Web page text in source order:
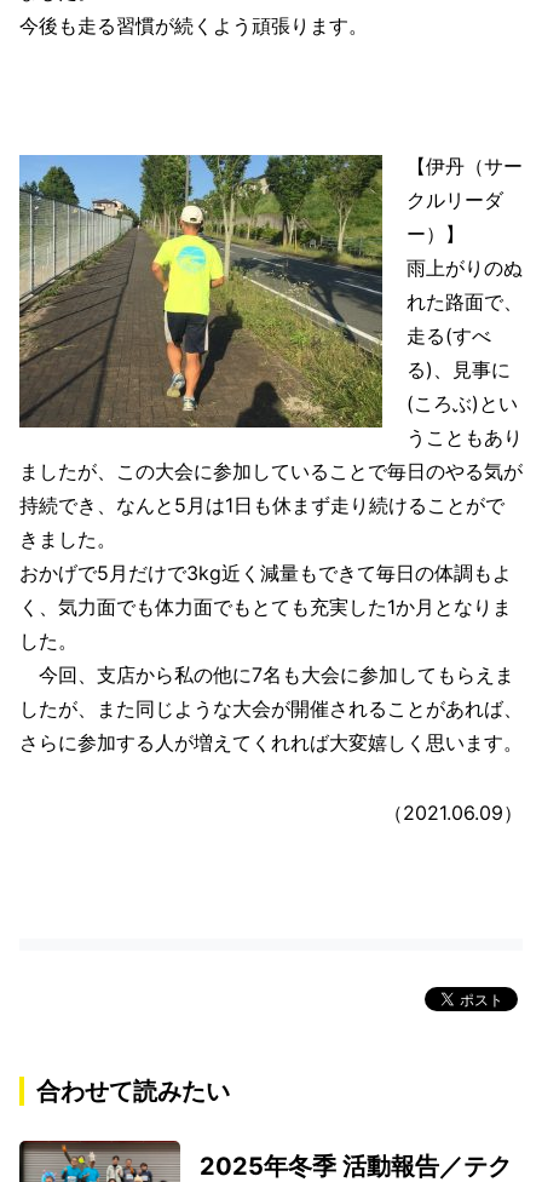
今後も走る習慣が続くよう頑張ります。
【伊丹（サー
クルリーダ
ー）】
雨上がりのぬ
れた路面で、
走る(すべ
る)、見事に
(ころぶ)とい
うこともあり
ましたが、この大会に参加していることで毎日のやる気が
持続でき、なんと5月は1日も休まず走り続けることがで
きました。
おかげで5月だけで3kg近く減量もできて毎日の体調もよ
く、気力面でも体力面でもとても充実した1か月となりま
した。
今回、支店から私の他に7名も大会に参加してもらえま
したが、また同じような大会が開催されることがあれば、
さらに参加する人が増えてくれれば大変嬉しく思います。
（2021.06.09）
合わせて読みたい
2025年冬季 活動報告／テク